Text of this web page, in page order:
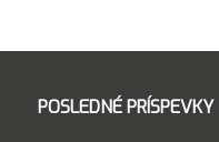
POSLEDNÉ PRÍSPEVKY